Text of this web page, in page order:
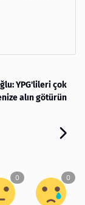
YPG'lileri çok
alın götürün